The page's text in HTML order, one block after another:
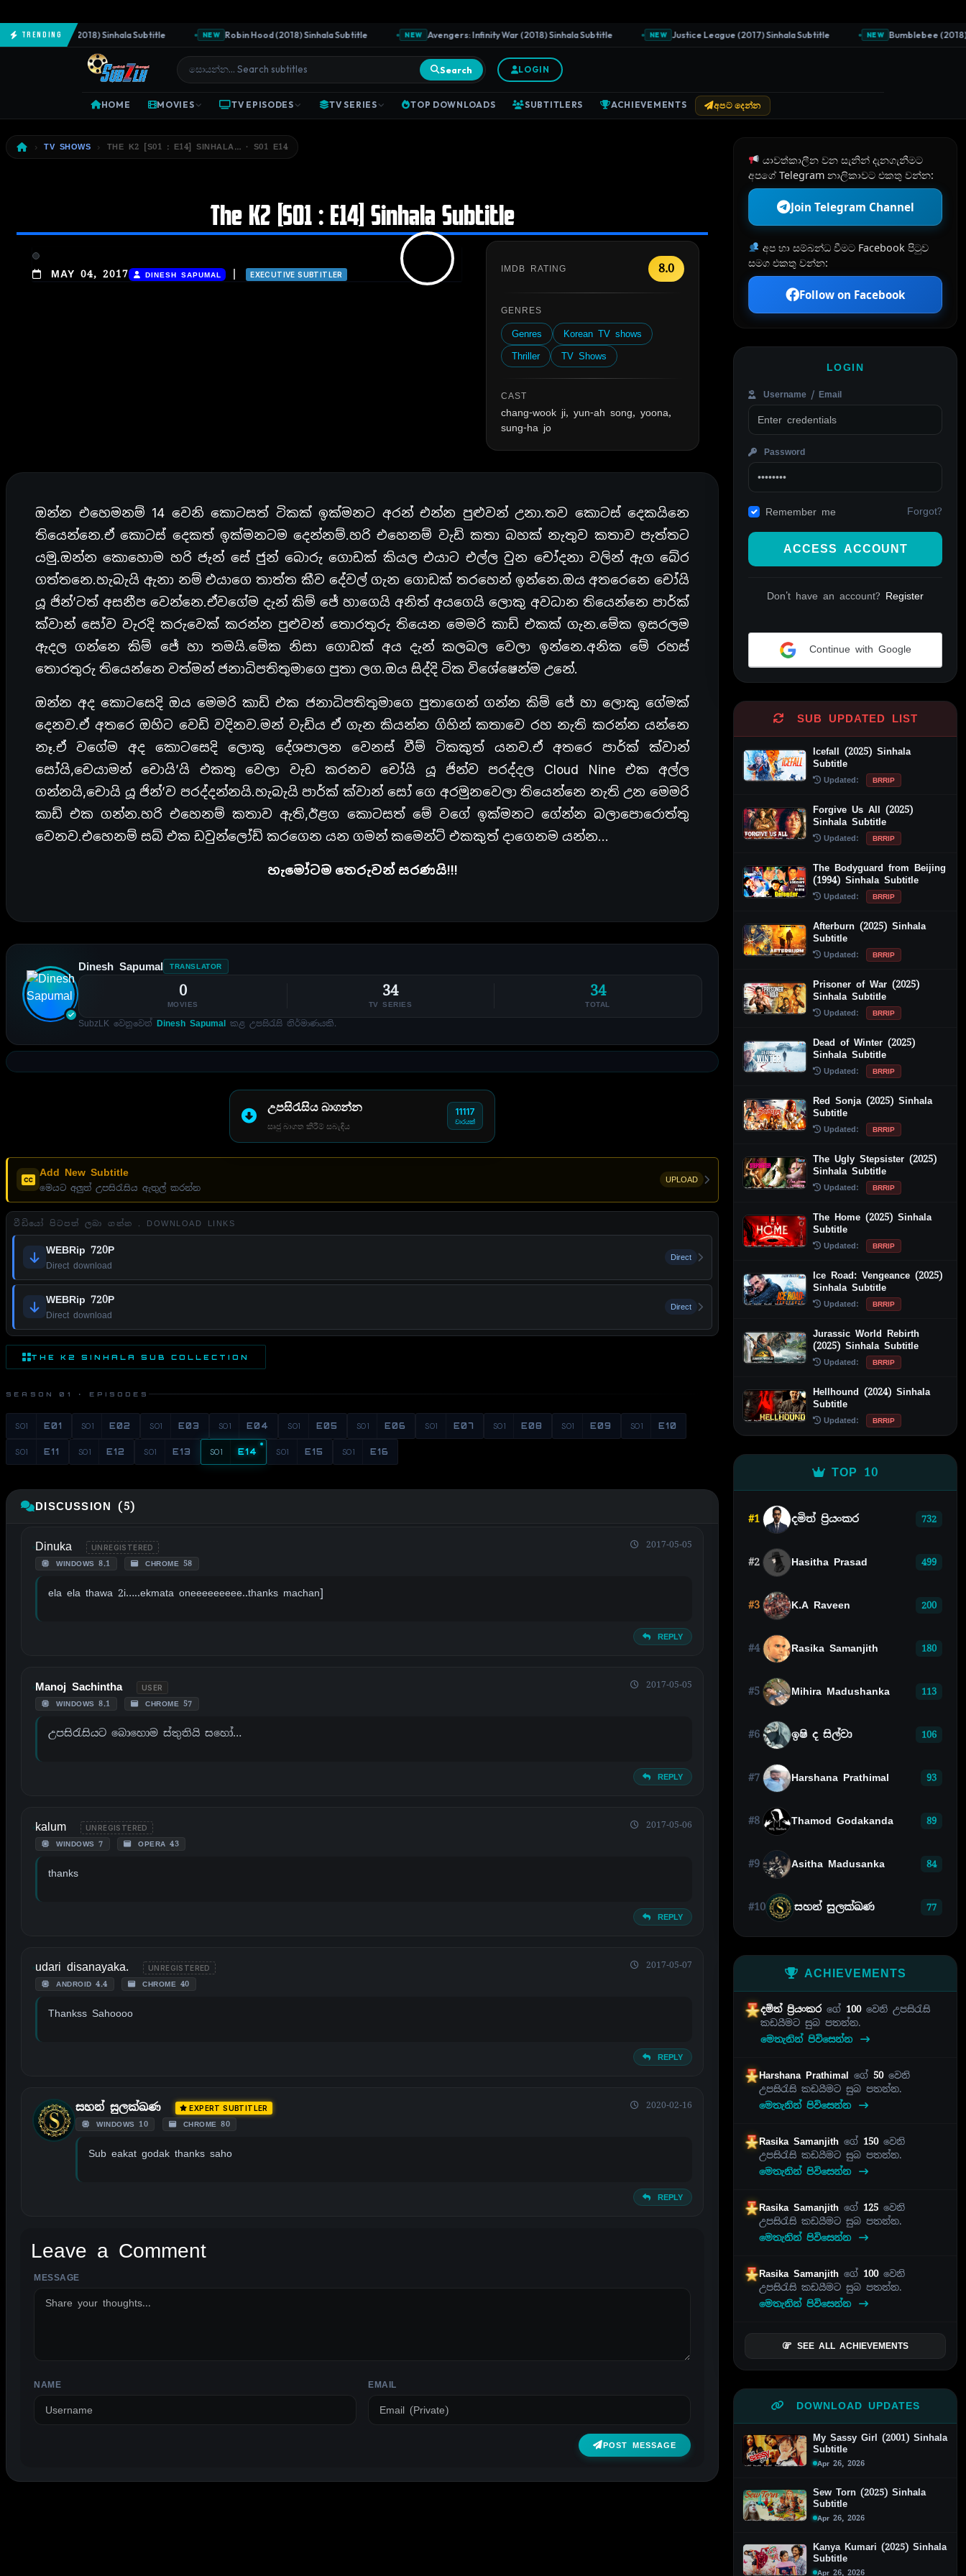
Trending
The Predator (2018) Sinhala Subtitle NEW Robin Hood (2018) Sinhala Subtitle NEW Avengers: Infinity War (2018) Sinhala Subtitle NEW Justice League (2017) Sinhala Subtitle NEW Bumblebee (2018)
Search LOGIN
HOME MOVIES TV EPISODES TV SERIES TOP DOWNLOADS SUBTITLERS ACHIEVEMENTS අපට දෙන්න
TV SHOWS THE K2 [S01 : E14] SINHALA… · S01 E14
The K2 [S01 : E14] Sinhala Subtitle
MAY 04, 2017 DINESH SAPUMAL EXECUTIVE SUBTITLER
IMDB RATING 8.0
GENRES
Genres
Korean TV shows
Thriller
TV Shows
CAST
chang-wook ji, yun-ah song, yoona,
sung-ha jo
ඔන්න එහෙමනම් 14 වෙනි කොටසත් ටිකක් ඉක්මනට අරන් එන්න පුළුවන් උනා.තව කොටස් දෙකයිනෙ
තියෙන්නෙ.ඒ කොටස් දෙකත් ඉක්මනටම දෙන්නම්.හරි එහෙනම් වැඩි කතා බහක් නැතුව කතාව පැත්තට
යමු.ඔන්න කොහොම හරි ජැන් සේ ජුන් බොරු ගොඩක් කියල එයාට එල්ල වුන චෝදනා වලින් ඇග බේර
ගත්තනෙ.හැබැයි ඇනා නම් එයාගෙ තාත්ත කීව දේවල් ගැන ගොඩක් තරහෙන් ඉන්නෙ.ඔය අතරෙනෙ චෝයි
යූ ජින්’ටත් අසනීප වෙන්නෙ.ඒවගේම දැන් කිම් ජේ හාගෙයි අනිත් අයගෙයි ලොකු අවධාන තියෙන්නෙ පාර්ක්
ක්වාන් සෝව වැරදි කරුවෙක් කරන්න පුළුවන් තොරතුරු තියෙන මෙමරි කාඩ් එකක් ගැන.මේක ඉසරලම
ඇදල ගන්නෙ කිම් ජේ හා තමයි.මේක නිසා ගොඩක් අය දැන් කලබල වෙලා ඉන්නෙ.අනික මේ රහස්
තොරතුරු තියෙන්නෙ වත්මන් ජනාධිපතිතුමාගෙ පුතා ලග.ඔය සිද්දි ටික විශේෂෙන්ම උනේ.
ඔන්න අද කොටසෙදි ඔය මෙමරි කාඩ් එක ජනාධිපතිතුමාගෙ පුතාගෙන් ගන්න කිම් ජේ හා ලොකු ගේමක්
දෙනව.ඒ අතරෙ ඔහිට වෙඩි වදිනව.මන් වැඩිය ඒ ගැන කියන්න ගිහින් කතාවෙ රහ නැති කරන්න යන්නෙ
නෑ.ඒ වගේම අද කොටසෙදි ලොකු දේශපාලන වෙනස් වීම් ටිකකුත් යනව.ඒ අතරෙ පාර්ක් ක්වාන්
සෝයි,චෙයාමන් චොයි’යි එකතු වෙලා වැඩ කරනව චෝයි යූ ජින්ව පරද්දල Cloud Nine එක අල්ල
ගන්නයි,චොයි යූ ජින්’ව පරද්දන්නයි.හැබැයි පාර්ක් ක්වාන් සෝ ගෙ අරමුනවෙලා තියෙන්නෙ නැති උන මෙමරි
කාඩ් එක ගන්න.හරි එහෙනම් කතාව ඇති,ඊළග කොටසත් මේ වගේ ඉක්මනට ගේන්න බලාපොරොත්තු
වෙනව.එහෙනම් සබ් එක ඩවුන්ලෝඩ් කරගෙන යන ගමන් කමෙන්ට් එකකුත් දාගෙනම යන්න…
හැමෝටම තෙරුවන් සරණයි!!!
Dinesh Sapumal TRANSLATOR
0
MOVIES
34
TV SERIES
34
TOTAL
SubzLK වෙනුවෙන් Dinesh Sapumal කළ උපසිරැසි නිර්මාණයකි.
උපසිරැසිය බාගන්න
සෘජු බාගත කිරීම් සබැඳිය
11117
වාරයක්
Add New Subtitle
මෙයට අලුත් උපසිරැසිය ඇතුල් කරන්න
UPLOAD
වීඩියෝ පිටපත් ලබා ගන්න . DOWNLOAD LINKS
WEBRip 720P
Direct download
Direct
WEBRip 720P
Direct download
Direct
THE K2 SINHALA SUB COLLECTION
SEASON 01 · EPISODES
S01 E01 S01 E02 S01 E03 S01 E04 S01 E05 S01 E06 S01 E07 S01 E08 S01 E09 S01 E10
S01 E11 S01 E12 S01 E13 S01 E14 S01 E15 S01 E16
DISCUSSION (5)
Dinuka UNREGISTERED
WINDOWS 8.1 CHROME 58
2017-05-05
ela ela thawa 2i…..ekmata oneeeeeeeee..thanks machan]
REPLY
Manoj Sachintha USER
WINDOWS 8.1 CHROME 57
2017-05-05
උපසිරැසියට බොහොම ස්තුතියි සහෝ…
REPLY
kalum UNREGISTERED
WINDOWS 7 OPERA 43
2017-05-06
thanks
REPLY
udari disanayaka. UNREGISTERED
ANDROID 4.4 CHROME 40
2017-05-07
Thankss Sahoooo
REPLY
සහන් සුලක්ඛණ EXPERT SUBTITLER
WINDOWS 10 CHROME 80
2020-02-16
Sub eakat godak thanks saho
REPLY
Leave a Comment
MESSAGE
NAME EMAIL
POST MESSAGE
ALTERNATIVE:
යාවත්කාලීන වන සැනින් දැනගැනීමට
අපගේ Telegram නාලිකාවට එකතු වන්න:
Join Telegram Channel
අප හා සම්බන්ධ වීමට Facebook පිටුව
සමග එකතු වන්න:
Follow on Facebook
LOGIN
Username / Email
Password
Remember me Forgot?
ACCESS ACCOUNT
Don't have an account? Register
Continue with Google
SUB UPDATED LIST
Icefall (2025) Sinhala
Subtitle
Updated: BRRIP
Forgive Us All (2025)
Sinhala Subtitle
Updated: BRRIP
The Bodyguard from Beijing
(1994) Sinhala Subtitle
Updated: BRRIP
Afterburn (2025) Sinhala
Subtitle
Updated: BRRIP
Prisoner of War (2025)
Sinhala Subtitle
Updated: BRRIP
Dead of Winter (2025)
Sinhala Subtitle
Updated: BRRIP
Red Sonja (2025) Sinhala
Subtitle
Updated: BRRIP
The Ugly Stepsister (2025)
Sinhala Subtitle
Updated: BRRIP
The Home (2025) Sinhala
Subtitle
Updated: BRRIP
Ice Road: Vengeance (2025)
Sinhala Subtitle
Updated: BRRIP
Jurassic World Rebirth
(2025) Sinhala Subtitle
Updated: BRRIP
Hellhound (2024) Sinhala
Subtitle
Updated: BRRIP
TOP 10
#1 දමිත් ප්‍රියංකර 732
#2 Hasitha Prasad 499
#3 K.A Raveen 200
#4 Rasika Samanjith 180
#5 Mihira Madushanka 113
#6 ඉෂි ද සිල්වා 106
#7 Harshana Prathimal 93
#8 Thamod Godakanda 89
#9 Asitha Madusanka 84
#10 සහන් සුලක්ඛණ 77
ACHIEVEMENTS
දමිත් ප්‍රියංකර ගේ 100වෙනි උපසිරැසි
කඩයීමට සුබ පතන්න.
මෙතැනින් පිවිසෙන්න
Harshana Prathimal ගේ 50වෙනි
උපසිරැසි කඩයීමට සුබ පතන්න.
මෙතැනින් පිවිසෙන්න
Rasika Samanjithගේ 150වෙනි
උපසිරැසි කඩයීමට සුබ පතන්න.
මෙතැනින් පිවිසෙන්න
Rasika Samanjithගේ 125 වෙනි
උපසිරැසි කඩයීමට සුබ පතන්න.
මෙතැනින් පිවිසෙන්න
Rasika Samanjithගේ 100වෙනි
උපසිරැසි කඩයීමට සුබ පතන්න.
මෙතැනින් පිවිසෙන්න
SEE ALL ACHIEVEMENTS
DOWNLOAD UPDATES
My Sassy Girl (2001) Sinhala
Subtitle
Apr 26, 2026
Sew Torn (2025) Sinhala
Subtitle
Apr 26, 2026
Kanya Kumari (2025) Sinhala
Subtitle
Apr 26, 2026